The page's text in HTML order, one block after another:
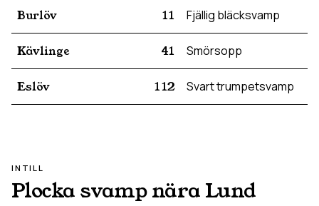
Burlöv 11 Fjällig bläcksvamp
Kävlinge 41 Smörsopp
Eslöv 112 Svart trumpetsvamp
INTILL
Plocka svamp nära Lund